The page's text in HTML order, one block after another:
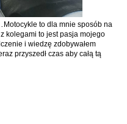
Motocykle to dla mnie sposób na
kolegami to jest pasja mojego
i wiedzę zdobywałem
przyszedł czas aby całą tą